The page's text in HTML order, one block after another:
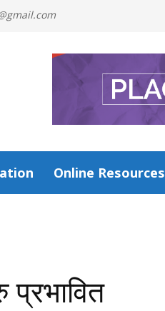
Online Resources
प्रभावित